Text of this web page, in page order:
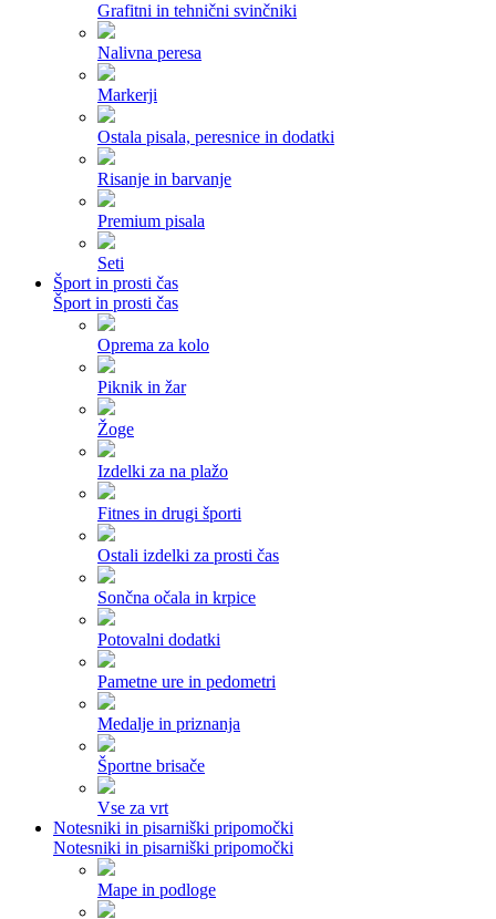
Grafitni in tehnični svinčniki
Nalivna peresa
Markerji
Ostala pisala, peresnice in dodatki
Risanje in barvanje
Premium pisala
Seti
Šport in prosti čas
Šport in prosti čas
Oprema za kolo
Piknik in žar
Žoge
Izdelki za na plažo
Fitnes in drugi športi
Ostali izdelki za prosti čas
Sončna očala in krpice
Potovalni dodatki
Pametne ure in pedometri
Medalje in priznanja
Športne brisače
Vse za vrt
Notesniki in pisarniški pripomočki
Notesniki in pisarniški pripomočki
Mape in podloge